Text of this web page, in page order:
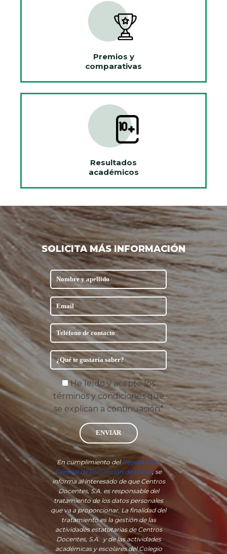
Premios y
comparativas
Resultados
académicos
SOLICITA MÁS INFORMACIÓN
He leído y acepto los
términos y condiciones que
se explican a continuación*
ENVIAR
En cumplimiento delReglamento
General de Protección de Datos, se
informa al interesado de que Centros
Docentes, S.A. es responsable del
tratamiento de los datos personales
que va a proporcionar. La finalidad del
tratamiento es la gestión de las
actividades estatutarias de Centros
Docentes, S.A. y de las actividades
académicas y escolares del Colegio